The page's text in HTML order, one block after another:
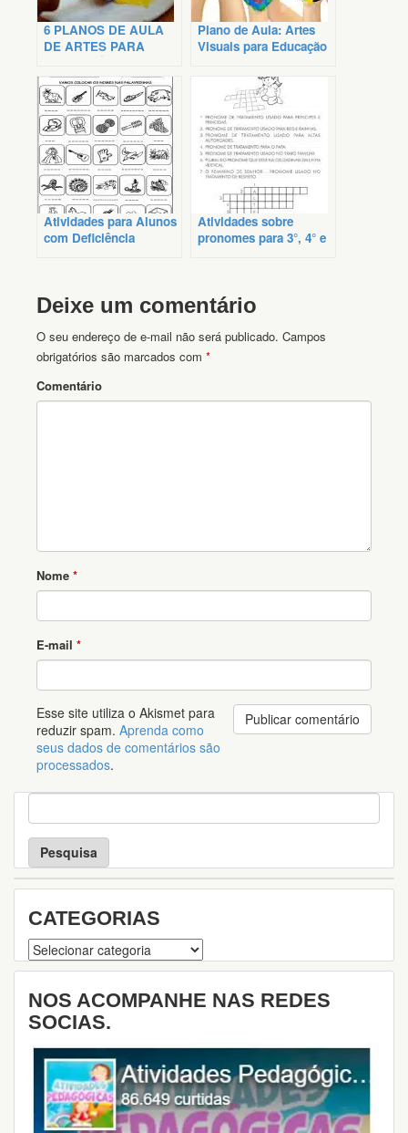
6 PLANOS DE AULA
DE ARTES PARA
EDUCAÇÃO INFANTIL
Plano de Aula: Artes
Visuais para Educação
Atividades para Alunos
com Deficiência
Atividades sobre
pronomes para 3°, 4° e
Deixe um comentário
O seu endereço de e-mail não será publicado. Campos
obrigatórios são marcados com *
Comentário
Nome *
E-mail *
Esse site utiliza o Akismet para
reduzir spam. Aprenda como
seus dados de comentários são
processados.
P
e
s
u
i
a
CATEGORIAS
Categorias
NOS ACOMPANHE NAS REDES
SOCIAS.